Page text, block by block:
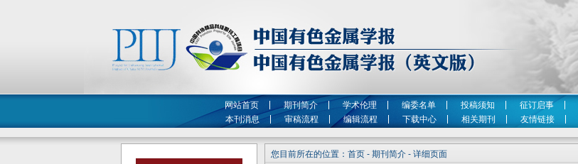
网站首页 期刊简介 学术伦理 编委名单 投稿须知 征订启事
本刊消息
审稿流程 编辑流程 下载中心 相关期刊 友情链接
您目前所在的位置：首页 - 期刊简介 - 详细页面